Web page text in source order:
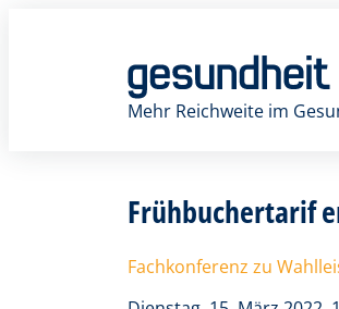
Mehr Reichweite im
Frühbuchertarif
Fachkonferenz zu